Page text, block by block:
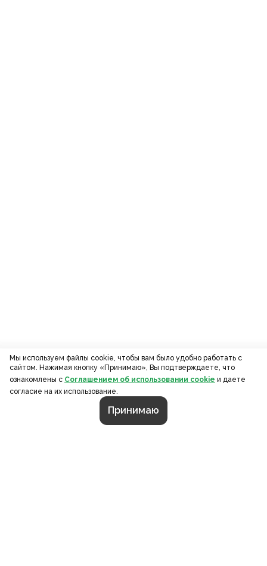
Мы используем файлы cookie, чтобы вам было удобно работать с
сайтом. Нажимая кнопку «Принимаю», Вы подтверждаете, что
ознакомлены с Соглашением об использовании cookie и даете
согласие на их использование.
Принимаю